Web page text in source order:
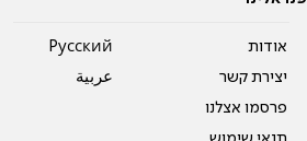
אודות
יצירת קשר
פרסמו אצלנו
Pусский
عربية